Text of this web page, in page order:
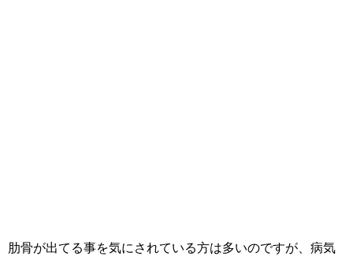
肋骨が出てる事を気にされている方は多いのですが、病気